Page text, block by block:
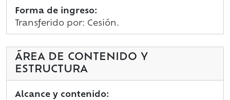
Forma de ingreso:
Transferido por: Cesión.
ÁREA DE CONTENIDO Y
ESTRUCTURA
Alcance y contenido: